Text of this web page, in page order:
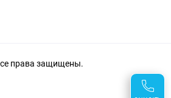
права защищены.